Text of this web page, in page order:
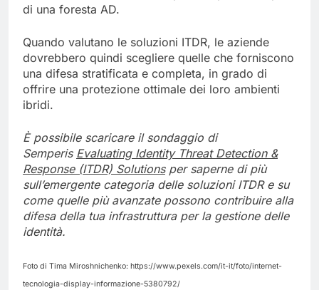
di una foresta AD.
Quando valutano le soluzioni ITDR, le aziende
dovrebbero quindi scegliere quelle che forniscono
una difesa stratificata e completa, in grado di
offrire una protezione ottimale dei loro ambienti
ibridi.
È possibile scaricare il sondaggio di
Semperis EvaluatingIdentity Threat Detection&
Response(ITDR) Solutionsper saperne di più
sull’emergente categoria delle soluzioni ITDR e su
come quelle più avanzate possono contribuire alla
difesa della tua infrastruttura per la gestione delle
identità.
Foto di Tima Miroshnichenko: https://www.pexels.com/it-it/foto/internet-
tecnologia-display-informazione-5380792/